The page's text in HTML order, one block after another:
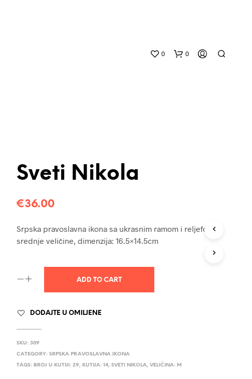
0 0
U
Sveti Nikola
€36.00
Srpska pravoslavna ikona sa ukrasnim ramom i reljefom,
srednje veličine, dimenzija: 16.5×14.5cm
ADD TO CART
DODAJTE U OMILJENE
SKU: 309
CATEGORY: SRPSKA PRAVOSLAVNA IKONA
TAGS: BROJ U KUTIJI: 29, KUTIJA: 14, SVETI NIKOLA, VELIČINA: M